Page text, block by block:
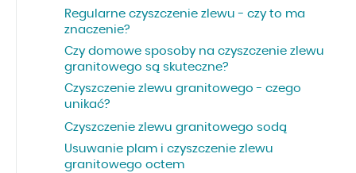
Regularne czyszczenie zlewu - czy to ma
znaczenie?
Czy domowe sposoby na czyszczenie zlewu
granitowego są skuteczne?
Czyszczenie zlewu granitowego - czego
unikać?
Czyszczenie zlewu granitowego sodą
Usuwanie plam i czyszczenie zlewu
granitowego octem